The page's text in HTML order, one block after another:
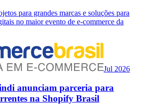
para grandes marcas e soluções para
no maior evento de e-commerce da
Jul 2026
anunciam parceria para
na Shopify Brasil